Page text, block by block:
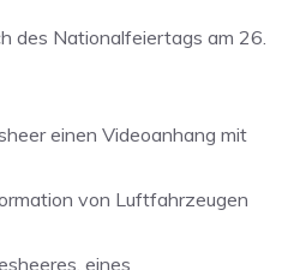
des Nationalfeiertags am 26.
einen Videoanhang mit
von Luftfahrzeugen
eines